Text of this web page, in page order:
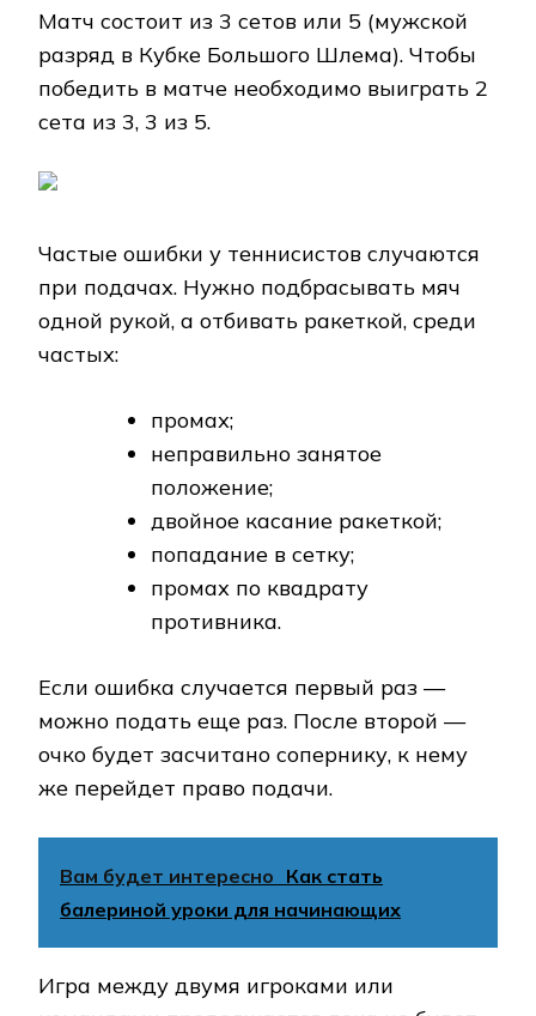
Матч состоит из 3 сетов или 5 (мужской
разряд в Кубке Большого Шлема). Чтобы
победить в матче необходимо выиграть 2
сета из 3, 3 из 5.
Частые ошибки у теннисистов случаются
при подачах. Нужно подбрасывать мяч
одной рукой, а отбивать ракеткой, среди
частых:
промах;
неправильно занятое
положение;
двойное касание ракеткой;
попадание в сетку;
промах по квадрату
противника.
Если ошибка случается первый раз —
можно подать еще раз. После второй —
очко будет засчитано сопернику, к нему
же перейдет право подачи.
Вам будет интересно Как стать
балериной уроки для начинающих
Игра между двумя игроками или